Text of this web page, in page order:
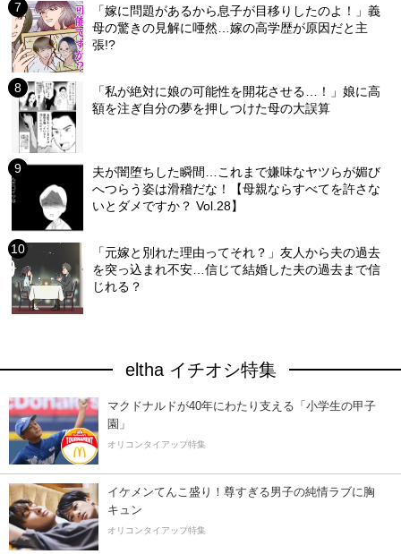
「嫁に問題があるから息子が目移りしたのよ！」義
母の驚きの見解に唖然…嫁の高学歴が原因だと主
張!?
「私が絶対に娘の可能性を開花させる…！」娘に高
額を注ぎ自分の夢を押しつけた母の大誤算
夫が闇堕ちした瞬間…これまで嫌味なヤツらが媚び
へつらう姿は滑稽だな！【母親ならすべてを許さな
いとダメですか？ Vol.28】
「元嫁と別れた理由ってそれ？」友人から夫の過去
を突っ込まれ不安…信じて結婚した夫の過去まで信
じれる？
eltha イチオシ特集
マクドナルドが40年にわたり支える「小学生の甲子
園」
オリコンタイアップ特集
イケメンてんこ盛り！尊すぎる男子の純情ラブに胸
キュン
オリコンタイアップ特集